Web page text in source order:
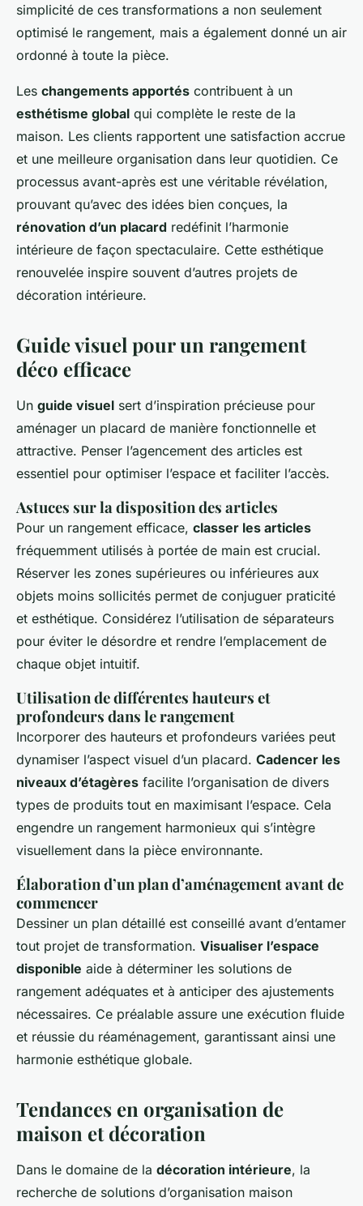
simplicité de ces transformations a non seulement
optimisé le rangement, mais a également donné un air
ordonné à toute la pièce.
Les changements apportés contribuent à un
esthétisme global qui complète le reste de la
maison. Les clients rapportent une satisfaction accrue
et une meilleure organisation dans leur quotidien. Ce
processus avant-après est une véritable révélation,
prouvant qu’avec des idées bien conçues, la
rénovation d’un placard redéfinit l’harmonie
intérieure de façon spectaculaire. Cette esthétique
renouvelée inspire souvent d’autres projets de
décoration intérieure.
Guide visuel pour un rangement
déco efficace
Un guide visuel sert d’inspiration précieuse pour
aménager un placard de manière fonctionnelle et
attractive. Penser l’agencement des articles est
essentiel pour optimiser l’espace et faciliter l’accès.
Astuces sur la disposition des articles
Pour un rangement efficace, classer les articles
fréquemment utilisés à portée de main est crucial.
Réserver les zones supérieures ou inférieures aux
objets moins sollicités permet de conjuguer praticité
et esthétique. Considérez l’utilisation de séparateurs
pour éviter le désordre et rendre l’emplacement de
chaque objet intuitif.
Utilisation de différentes hauteurs et
profondeurs dans le rangement
Incorporer des hauteurs et profondeurs variées peut
dynamiser l’aspect visuel d’un placard. Cadencer les
niveaux d’étagères facilite l’organisation de divers
types de produits tout en maximisant l’espace. Cela
engendre un rangement harmonieux qui s’intègre
visuellement dans la pièce environnante.
Élaboration d’un plan d’aménagement avant de
commencer
Dessiner un plan détaillé est conseillé avant d’entamer
tout projet de transformation. Visualiser l’espace
disponible aide à déterminer les solutions de
rangement adéquates et à anticiper des ajustements
nécessaires. Ce préalable assure une exécution fluide
et réussie du réaménagement, garantissant ainsi une
harmonie esthétique globale.
Tendances en organisation de
maison et décoration
Dans le domaine de la décoration intérieure, la
recherche de solutions d’organisation maison